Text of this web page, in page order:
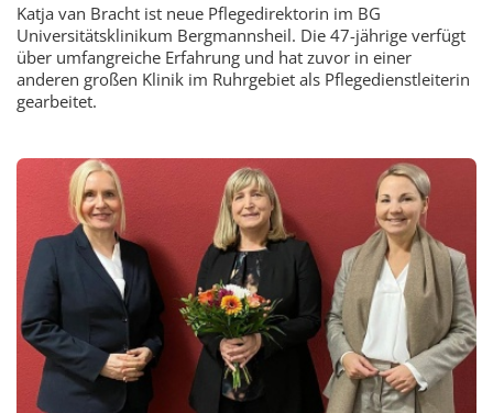
Katja van Bracht ist neue Pflegedirektorin im BG
Universitätsklinikum Bergmannsheil. Die 47-jährige verfügt
über umfangreiche Erfahrung und hat zuvor in einer
anderen großen Klinik im Ruhrgebiet als Pflegedienstleiterin
gearbeitet.